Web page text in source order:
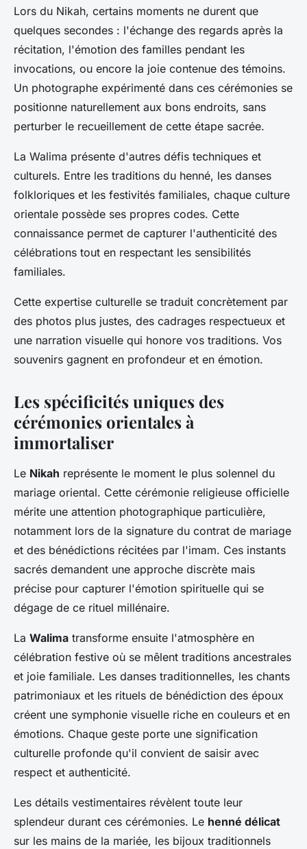
Lors du Nikah, certains moments ne durent que
quelques secondes : l'échange des regards après la
récitation, l'émotion des familles pendant les
invocations, ou encore la joie contenue des témoins.
Un photographe expérimenté dans ces cérémonies se
positionne naturellement aux bons endroits, sans
perturber le recueillement de cette étape sacrée.
La Walima présente d'autres défis techniques et
culturels. Entre les traditions du henné, les danses
folkloriques et les festivités familiales, chaque culture
orientale possède ses propres codes. Cette
connaissance permet de capturer l'authenticité des
célébrations tout en respectant les sensibilités
familiales.
Cette expertise culturelle se traduit concrètement par
des photos plus justes, des cadrages respectueux et
une narration visuelle qui honore vos traditions. Vos
souvenirs gagnent en profondeur et en émotion.
Les spécificités uniques des
cérémonies orientales à
immortaliser
Le Nikah représente le moment le plus solennel du
mariage oriental. Cette cérémonie religieuse officielle
mérite une attention photographique particulière,
notamment lors de la signature du contrat de mariage
et des bénédictions récitées par l'imam. Ces instants
sacrés demandent une approche discrète mais
précise pour capturer l'émotion spirituelle qui se
dégage de ce rituel millénaire.
La Walima transforme ensuite l'atmosphère en
célébration festive où se mêlent traditions ancestrales
et joie familiale. Les danses traditionnelles, les chants
patrimoniaux et les rituels de bénédiction des époux
créent une symphonie visuelle riche en couleurs et en
émotions. Chaque geste porte une signification
culturelle profonde qu'il convient de saisir avec
respect et authenticité.
Les détails vestimentaires révèlent toute leur
splendeur durant ces cérémonies. Le henné délicat
sur les mains de la mariée, les bijoux traditionnels